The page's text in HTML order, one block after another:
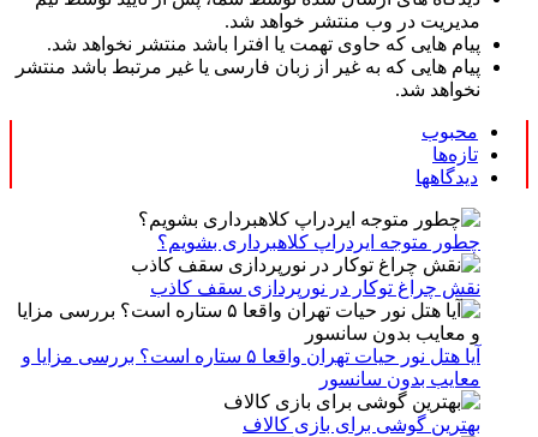
مدیریت در وب منتشر خواهد شد.
پیام هایی که حاوی تهمت یا افترا باشد منتشر نخواهد شد.
پیام هایی که به غیر از زبان فارسی یا غیر مرتبط باشد منتشر
نخواهد شد.
محبوب
تازه‌ها
دیدگاهها
چطور متوجه ایردراپ کلاهبرداری بشویم؟
نقش چراغ توکار در نورپردازی سقف کاذب
آیا هتل نور حیات تهران واقعا ۵ ستاره است؟ بررسی مزایا و
معایب بدون سانسور
بهترین گوشی برای بازی کالاف